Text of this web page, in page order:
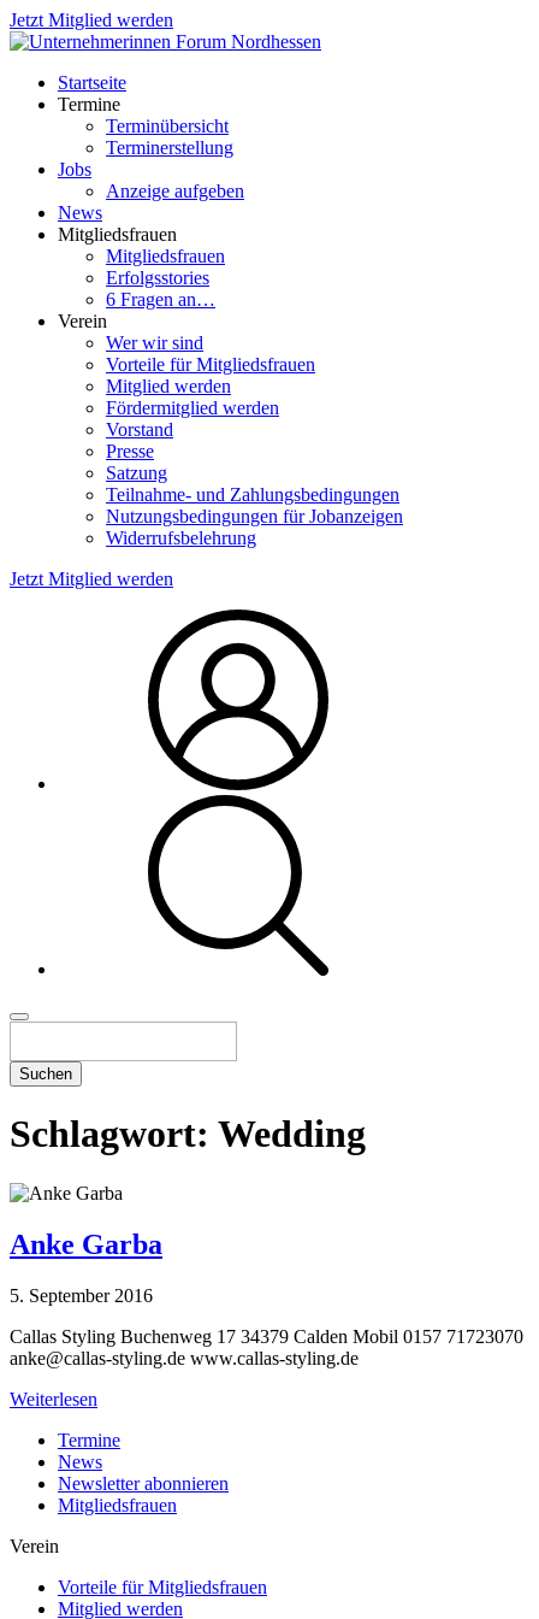
Jetzt Mitglied werden
Startseite
Termine
Terminübersicht
Terminerstellung
Jobs
Anzeige aufgeben
News
Mitgliedsfrauen
Mitgliedsfrauen
Erfolgsstories
6 Fragen an…
Verein
Wer wir sind
Vorteile für Mitgliedsfrauen
Mitglied werden
Fördermitglied werden
Vorstand
Presse
Satzung
Teilnahme- und Zahlungsbedingungen
Nutzungsbedingungen für Jobanzeigen
Widerrufsbelehrung
Jetzt Mitglied werden
Suchen
Schlagwort: Wedding
Anke Garba
5. September 2016
Callas Styling Buchenweg 17 34379 Calden Mobil 0157 71723070
anke@callas-styling.de www.callas-styling.de
Weiterlesen
Termine
News
Newsletter abonnieren
Mitgliedsfrauen
Verein
Vorteile für Mitgliedsfrauen
Mitglied werden